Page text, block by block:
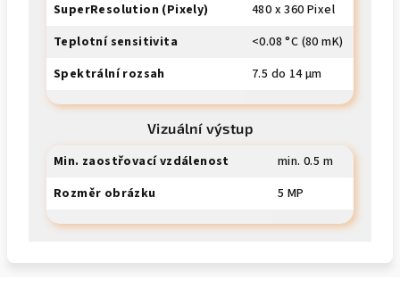
SuperResolution (Pixely)
480 x 360 Pixel
Teplotní sensitivita
<0.08 °C (80 mK)
Spektrální rozsah
7.5 do 14 µm
Vizuální výstup
Min. zaostřovací vzdálenost
min. 0.5 m
Rozměr obrázku
5 MP